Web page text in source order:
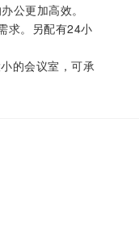
公更加高效。
求。另配有24小
的会议室，可承